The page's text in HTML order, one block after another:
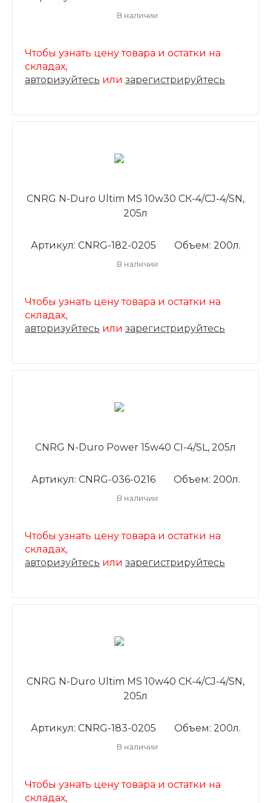
В наличии
Чтобы узнать цену товара и остатки на
складах,
авторизуйтесь или зарегистрируйтесь
CNRG N-Duro Ultim MS 10w30 CК-4/CJ-4/SN,
205л
Артикул: CNRG-182-0205 Объем: 200л.
В наличии
Чтобы узнать цену товара и остатки на
складах,
авторизуйтесь или зарегистрируйтесь
CNRG N-Duro Power 15w40 CI-4/SL, 205л
Артикул: CNRG-036-0216 Объем: 200л.
В наличии
Чтобы узнать цену товара и остатки на
складах,
авторизуйтесь или зарегистрируйтесь
CNRG N-Duro Ultim MS 10w40 CК-4/CJ-4/SN,
205л
Артикул: CNRG-183-0205 Объем: 200л.
В наличии
Чтобы узнать цену товара и остатки на
складах,